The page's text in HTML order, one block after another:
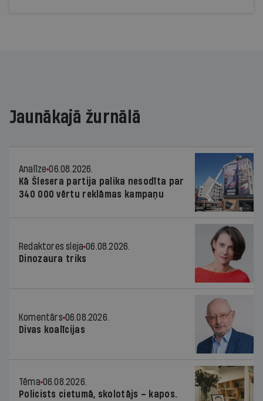
Jaunākajā žurnālā
Analīze 06.08.2026.
Kā Šlesera partija palika nesodīta par
340 000 vērtu reklāmas kampaņu
Redaktores sleja 06.08.2026.
Dinozaura triks
Komentārs 06.08.2026.
Divas koalīcijas
Tēma 06.08.2026.
Policists cietumā, skolotājs – kapos.